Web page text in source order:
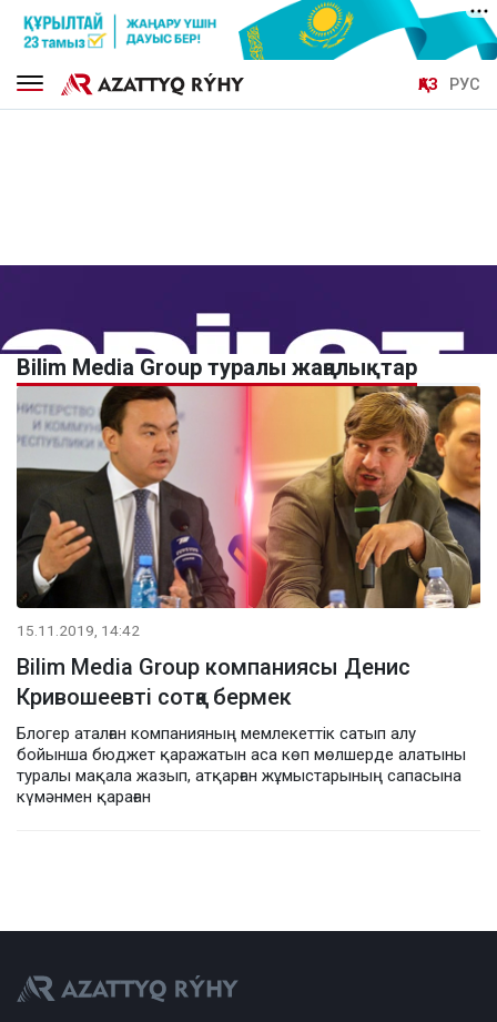
ҚАЗ РУС
Bilim Media Group туралы жаңалықтар
15.11.2019, 14:42
Bilim Media Group компаниясы Денис
Кривошеевті сотқа бермек
Блогер аталған компанияның мемлекеттік сатып алу
бойынша бюджет қаражатын аса көп мөлшерде алатыны
туралы мақала жазып, атқарған жұмыстарының сапасына
күмәнмен қараған